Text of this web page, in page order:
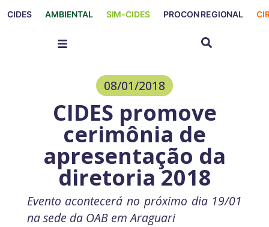
CIDES AMBIENTAL SIM-CIDES PROCON REGIONAL
08/01/2018
CIDES promove
cerimônia de
apresentação da
diretoria 2018
Evento acontecerá no próximo dia 19/01
na sede da OAB em Araguari